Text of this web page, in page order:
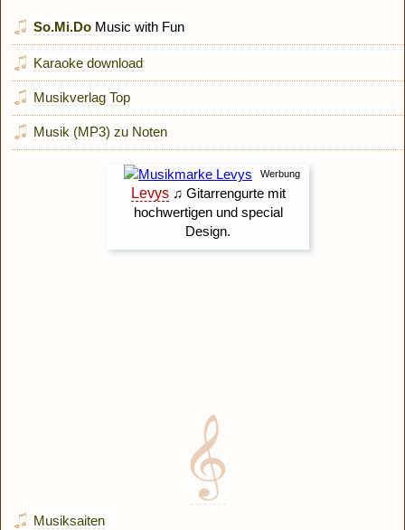
So.Mi.Do Music with Fun
Karaoke download
Musikverlag Top
Musik (MP3) zu Noten
Musiksaiten